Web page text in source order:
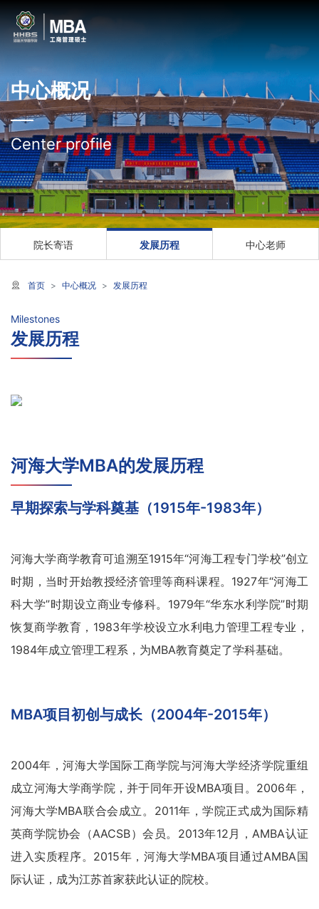
中心概况
Center profile
院长寄语 发展历程 中心老师
首页 中心概况 发展历程
Milestones
发展历程
河海大学MBA的发展历程
早期探索与学科奠基（1915年-1983年）
河海大学商学教育可追溯至1915年“河海工程专门学校”创立
时期，当时开始教授经济管理等商科课程。1927年“河海工
科大学”时期设立商业专修科。1979年“华东水利学院”时期
恢复商学教育，1983年学校设立水利电力管理工程专业，
1984年成立管理工程系，为MBA教育奠定了学科基础。
MBA项目初创与成长（2004年-2015年）
2004年，河海大学国际工商学院与河海大学经济学院重组
成立河海大学商学院，并于同年开设MBA项目。2006年，
河海大学MBA联合会成立。2011年，学院正式成为国际精
英商学院协会（AACSB）会员。2013年12月，AMBA认证
进入实质程序。2015年，河海大学MBA项目通过AMBA国
际认证，成为江苏首家获此认证的院校。